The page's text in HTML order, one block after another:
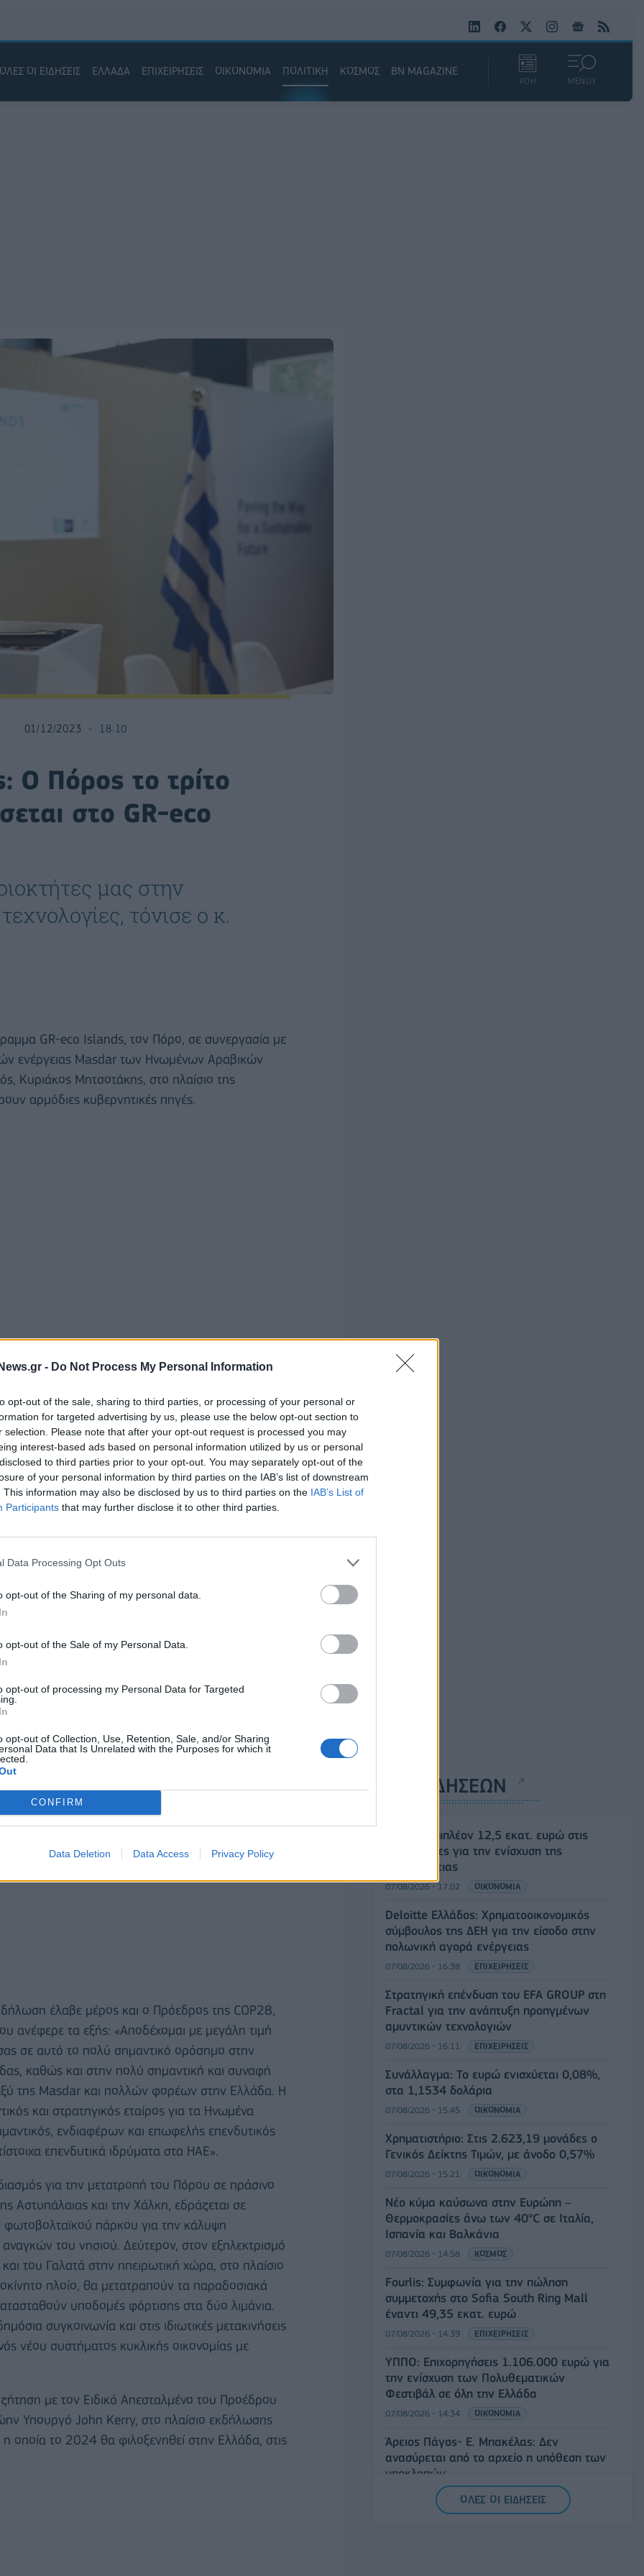
- Do Not Process My Personal Information
opt-out of the sale, sharing to third parties, or processing of your personal or
for targeted advertising by us, please use the below opt-out section to
selection. Please note that after your opt-out request is processed you may
interest-based ads based on personal information utilized by us or personal
to third parties prior to your opt-out. You may separately opt-out of the
of your personal information by third parties on the IAB’s list of downstream
This information may also be disclosed by us to third parties on the IAB’s List of
Participants that may further disclose it to other third parties.
Data Processing Opt Outs
opt-out of the Sharing of my personal data.
opt-out of the Sale of my Personal Data.
opt-out of processing my Personal Data for Targeted
opt-out of Collection, Use, Retention, Sale, and/or Sharing
Data that Is Unrelated with the Purposes for which it
CONFIRM
Data Deletion Data Access Privacy Policy
ΟΛΕΣ ΟΙ ΕΙΔΗΣΕΙΣ ΕΛΛΑΔΑ ΕΠΙΧΕΙΡΗΣΕΙΣ ΟΙΚΟΝΟΜΙΑ ΠΟΛΙΤΙΚΗ ΚΟΣΜΟΣ BN MAGAZINE
ΡΟΗ ΜΕΝΟΥ
01/12/2023 18:10
Ο Πόρος το τρίτο
στο GR-eco
μας στην
τόνισε ο κ.
GR-eco Islands, τον Πόρο, σε συνεργασία με
ενέργειας Masdar των Ηνωμένων Αραβικών
Κυριάκος Μητσοτάκης, στο πλαίσιο της
αρμόδιες κυβερνητικές πηγές.
απλούστατο λόγο ότι είναι ευκολότερο να
βιώσιμο μέλλον ένα μικρό νησί από ό,τι είναι,
σχετικά ο πρωθυπουργός και προσέθεσε ότι
σήμερα αυτή τη συμφωνία μεταξύ της
ηγέτη στις ανανεώσιμες πηγές
τις ιδέες στο νησί του Πόρου, πρόκειται για
σημαντικό για τον σκοπό μας, διότι η
χώρας είναι σχετικά σύντομη. Είναι
με πλοίο από ό,τι οι μεγαλύτερες
προορισμό για ιστιοπλοΐα, πράγμα που
σχετικά με το "cold ironing", πώς μπορούμε να
ένα σαφές πράσινο αποτύπωμα», επέμεινε ο
πηγές.
όχι μόνο επειδή αναδεικνύουν τον αντίκτυπο
τα νησιά τους στόχους κλιματικής
σημαντικά επειδή αυτό που καταφέραμε επίσης
και να τις κάνουμε να καταλάβουν ότι η
τεράστια ευκαιρία γι' αυτές», επεσήμανε ο
έλαβε μέρος και ο Πρόεδρος της COP28,
ανέφερε τα εξής: «Αποδέχομαι με μεγάλη τιμή
σε αυτό το πολύ σημαντικό ορόσημο στην
καθώς και στην πολύ σημαντική και συναφή
της Masdar και πολλών φορέων στην Ελλάδα. Η
και στρατηγικός εταίρος για τα Ηνωμένα
ενδιαφέρων και επωφελής επενδυτικός
επενδυτικά ιδρύματα στα ΗΑΕ».
για την μετατροπή του Πόρου σε πράσινο
Αστυπάλαιας και την Χάλκη, εδράζεται σε
πάρκου για την κάλυψη
του νησιού. Δεύτερον, στον εξηλεκτρισμό
του Γαλατά στην ηπειρωτική χώρα, στο πλαίσιο
πλοίο, θα μετατραπούν τα παραδοσιακά
υποδομές φόρτισης στα δύο λιμάνια.
συγκοινωνία και στις ιδιωτικές μετακινήσεις
νέου συστήματος κυκλικής οικονομίας με
με τον Ειδικό Απεσταλμένο του Προέδρου
Υπουργό John Kerry, στο πλαίσιο εκδήλωσης
οποία το 2024 θα φιλοξενηθεί στην Ελλάδα, στις
ΡΟΗ ΕΙΔΗΣΕΩΝ
ΥΠΑΑΤ: Επιπλέον 12,5 εκατ. ευρώ στις
Περιφέρειες για την ενίσχυση της
βιοασφάλειας
07/08/2026 - 17:02 ΟΙΚΟΝΟΜΙΑ
Deloitte Ελλάδος: Χρηματοοικονομικός
σύμβουλος της ΔΕΗ για την είσοδο στην
πολωνική αγορά ενέργειας
07/08/2026 - 16:38 ΕΠΙΧΕΙΡΗΣΕΙΣ
Στρατηγική επένδυση του EFA GROUP στη
Fractal για την ανάπτυξη προηγμένων
αμυντικών τεχνολογιών
07/08/2026 - 16:11 ΕΠΙΧΕΙΡΗΣΕΙΣ
Συνάλλαγμα: Το ευρώ ενισχύεται 0,08%,
στα 1,1534 δολάρια
07/08/2026 - 15:45 ΟΙΚΟΝΟΜΙΑ
Χρηματιστήριο: Στις 2.623,19 μονάδες ο
Γενικός Δείκτης Τιμών, με άνοδο 0,57%
07/08/2026 - 15:21 ΟΙΚΟΝΟΜΙΑ
Νέο κύμα καύσωνα στην Ευρώπη –
Θερμοκρασίες άνω των 40°C σε Ιταλία,
Ισπανία και Βαλκάνια
07/08/2026 - 14:58 ΚΟΣΜΟΣ
Fourlis: Συμφωνία για την πώληση
συμμετοχής στο Sofia South Ring Mall
έναντι 49,35 εκατ. ευρώ
07/08/2026 - 14:39 ΕΠΙΧΕΙΡΗΣΕΙΣ
ΥΠΠΟ: Επιχορηγήσεις 1.106.000 ευρώ για
την ενίσχυση των Πολυθεματικών
Φεστιβάλ σε όλη την Ελλάδα
07/08/2026 - 14:34 ΟΙΚΟΝΟΜΙΑ
Άρειος Πάγος- Ε. Μπακέλας: Δεν
ανασύρεται από το αρχείο η υπόθεση των
υποκλοπών
07/08/2026 - 14:11
ΟΛΕΣ ΟΙ ΕΙΔΗΣΕΙΣ